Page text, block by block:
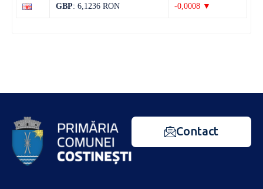
GBP: 6,1236 RON -0,0008 ▼
Contact